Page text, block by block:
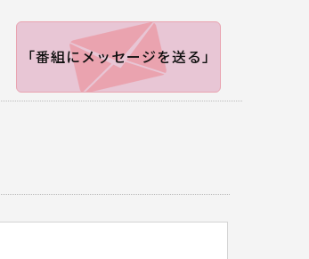
「番組にメッセージを送る」